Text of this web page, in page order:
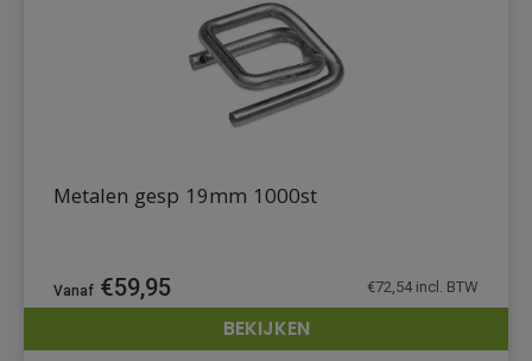
DETAILS
Metalen gesp 19mm 1000st
€59,95 €72,54 incl. BTW
BEKIJKEN